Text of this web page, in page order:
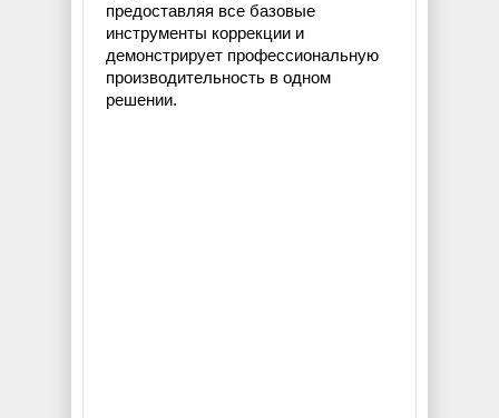
предоставляя все базовые
инструменты коррекции и
демонстрирует профессиональную
производительность в одном
решении.